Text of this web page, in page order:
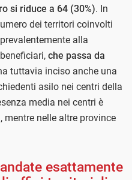
si riduce a 64 (30%). In
dei territori coinvolti
alla
che passa da
tuttavia inciso anche una
asilo nei centri della
media nei centri è
mentre nelle altre province
esattamente